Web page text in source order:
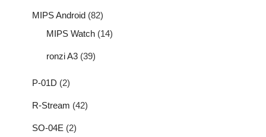
MIPS Android (82)
MIPS Watch (14)
ronzi A3 (39)
P-01D (2)
R-Stream (42)
SO-04E (2)